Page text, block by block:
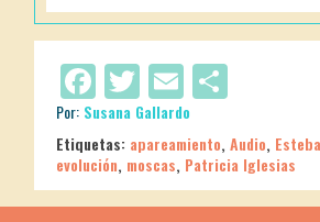
Facebook
Twitter
Email
Por: Susana Gallardo
Etiquetas: apareamiento,Audio,
evolución, moscas, Patricia Iglesias